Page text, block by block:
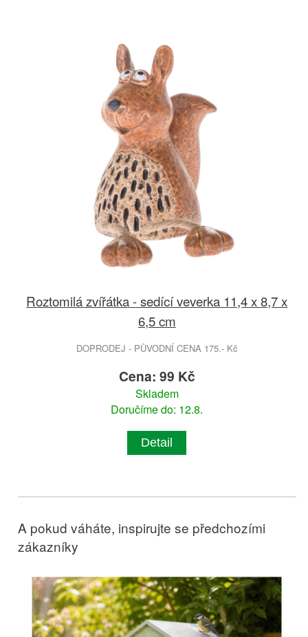
Roztomilá zvířátka - sedící veverka 11,4 x 8,7 x
6,5 cm
DOPRODEJ - PŮVODNÍ CENA 175.- Kč
Cena: 99 Kč
Skladem
Doručíme do: 12.8.
Detail
A pokud váháte, inspirujte se předchozími
zákazníky